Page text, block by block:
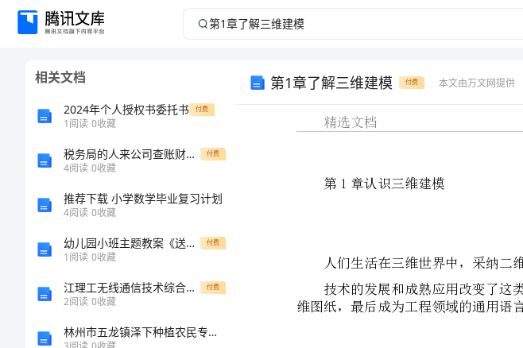
第
相关文档
2024年个人授权书委托书 付费
1阅读 0收藏
税务局的人来公司查账财务需要做哪些准备工作 付费
4阅读 0收藏
推荐下载 小学数学毕业复习计划
4阅读 0收藏
幼儿园小班主题教案《送大乌龟回家》及教学反思范文合集 付费
1阅读 0收藏
江理工无线通信技术综合训练报告XXXX年 付费
2阅读 0收藏
林州市五龙镇泽下种植农民专业合作社介绍企业发展分析报告
第1章了解三维建模 付费 本文由万文网提供